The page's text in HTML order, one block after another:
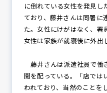
に倒れている女性を発見し
ており、藤井さんは同署に
た。女性にけがはなく、署
女性は家族が就寝後に外出
藤井さんは派遣社員で働
聞を配っている。「店では
われており、当然のことを